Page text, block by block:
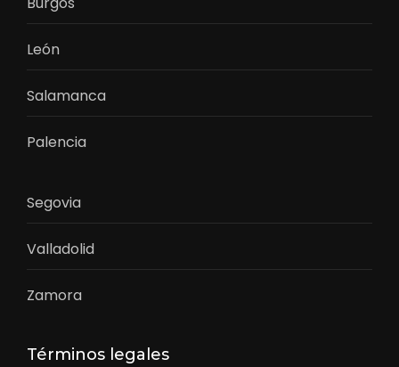
León
Salamanca
Palencia
Segovia
Valladolid
Zamora
Términos legales